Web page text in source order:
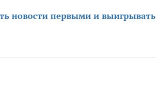
новости первыми и выигрывать